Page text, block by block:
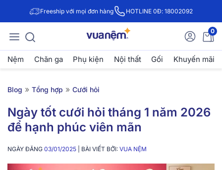
Freeship với mọi đơn hàng HOTLINE 0Đ: 18002092
0
Nệm Chăn ga Phụ kiện Nội thất Gối Khuyến mãi
Blog » Tổng hợp » Cưới hỏi
Ngày tốt cưới hỏi tháng 1 năm 2026
để hạnh phúc viên mãn
NGÀY ĐĂNG 03/01/2025 | BÀI VIẾT BỞI: VUA NỆM